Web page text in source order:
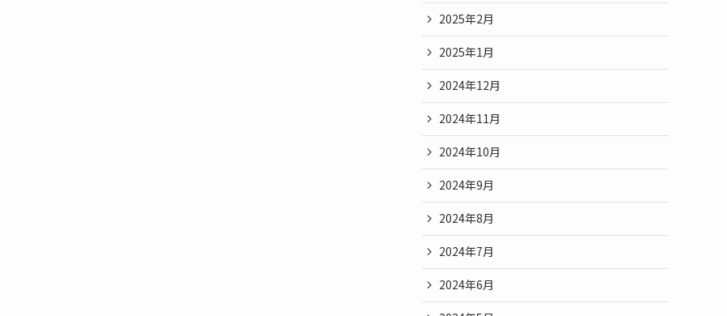
2025年2月
2025年1月
2024年12月
2024年11月
2024年10月
2024年9月
2024年8月
2024年7月
2024年6月